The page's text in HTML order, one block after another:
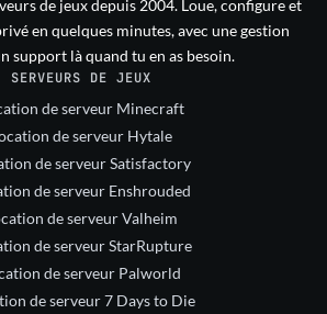
de jeux depuis 2004. Loue, configure et
en quelques minutes, avec une gestion
support là quand tu en as besoin.
SERVEURS DE JEUX
de serveur Minecraft
de serveur Hytale
de serveur Satisfactory
de serveur Enshrouded
de serveur Valheim
de serveur StarRupture
de serveur Palworld
de serveur 7 Days to Die